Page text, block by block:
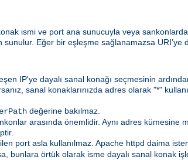
ismi ve port ana sunucuyla veya
Eğer bir eşleşme sağlanamazsa URI’ye
IP'ye dayalı sanal konağı seçmesinin
sanal konaklarınızda adres olarak "*"
değerine bakılmaz.
arasında önemlidir. Aynı adres kümesine
port asla kullanılmaz. Apache httpd daima
bunlara örtük olarak isme dayalı sanal konak